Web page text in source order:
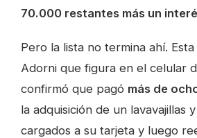
70.000 restantes más un
Pero la lista no termina ahí.
Adorni que figura en el celular
confirmó que pagó más de
la adquisición de un
cargados a su tarjeta y luego